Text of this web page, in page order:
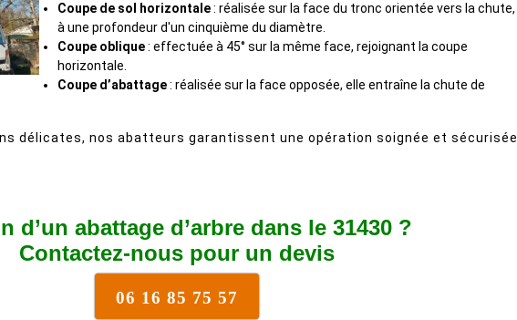
Coupe de sol horizontale: réalisée sur la face du tronc orientée vers la chute,
à une profondeur d'un cinquième du diamètre.
Coupe oblique: effectuée à 45° sur la même face, rejoignant la coupe
horizontale.
Coupe d’abattage: réalisée sur la face opposée, elle entraîne la chute de
délicates, nos abatteurs garantissent une opération soignée et sécurisée
d’un abattage d’arbre dans le 31430 ?
Contactez-nous pour un devis
06 16 85 75 57